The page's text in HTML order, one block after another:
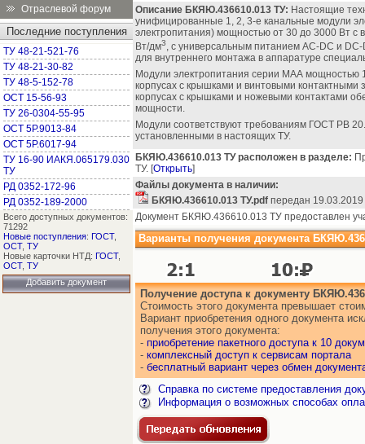
Отраслевой форум
Последние поступления
ТУ 48-21-521-76
ТУ 48-21-30-82
ТУ 48-5-152-78
ОСТ 15-56-93
ТУ 26-0304-55-95
ОСТ 5Р.9013-84
ОСТ 5Р.6017-94
ТУ 16-90 ИАКЯ.065179.030
ТУ
РД 0352-172-96
РД 0352-189-2000
Всего доступных документов:
71292
Новые поступления: ГОСТ,
ОСТ, ТУ
Новые карточки НТД: ГОСТ,
ОСТ, ТУ
Добавить документ
Описание БКЯЮ.436610.013 ТУ: Настоящие
унифицированные 1, 2, 3-е канальные модули
электропитания) мощностью от 30 до 3000 Вт с
Вт/дм3, с универсальным питанием AC-DC и
для внутреннего монтажа в аппаратуре
Модули электропитания серии МАА мощностью
корпусах с крышками и винтовыми
корпусах с крышками и ножевыми контактами
мощности.
Модули соответствуют требованиям ГОСТ РВ
установленными в настоящих TУ.
БКЯЮ.436610.013 ТУ расположен в разделе:
ТУ. [Открыть]
Файлы документа в наличии:
БКЯЮ.436610.013 ТУ.pdf передан 19.03.2019
Документ БКЯЮ.436610.013 ТУ предоставлен
Варианты получения документа
Получение доступа к документу
Стоимость этого документа превышает
Вариант приобретения одного документа
получения этого документа:
- приобретение пакетного доступа к 10
- комплексный доступ к сервисам портала
- бесплатный вариант через обмен
Справка по системе предоставления
Информация о возможных способах